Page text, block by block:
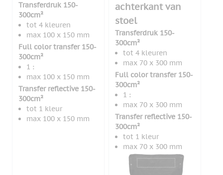
Transferdruk 150-
300cm²
tot 4 kleuren
max 100 x 150 mm
Full color transfer 150-
300cm²
1 :
max 100 x 150 mm
Transfer reflective 150-
300cm²
tot 1 kleur
max 100 x 150 mm
achterkant van
stoel
Transferdruk 150-
300cm²
tot 4 kleuren
max 70 x 300 mm
Full color transfer 150-
300cm²
1 :
max 70 x 300 mm
Transfer reflective 150-
300cm²
tot 1 kleur
max 70 x 300 mm